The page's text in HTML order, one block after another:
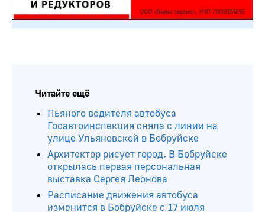
Читайте ещё
Пьяного водителя автобуса
Госавтоинспекция сняла с линии на
улице Ульяновской в Бобруйске
Архитектор рисует город. В Бобруйске
открылась первая персональная
выставка Сергея Леонова
Расписание движения автобуса
изменится в Бобруйске с 17 июля